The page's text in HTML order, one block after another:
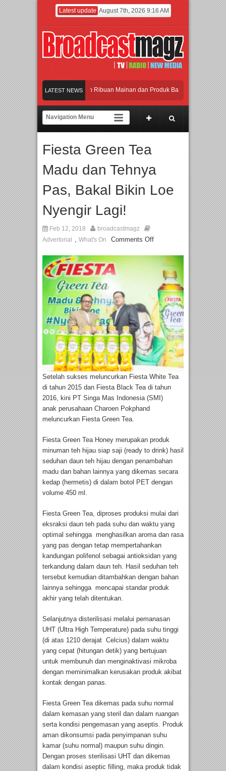
Latest update August 7th, 2026 9:16 AM
LATEST NEWS
Jakarta dengan Ribuan Mainan dan Produk Bayi dari Seluruh Dunia,
Gerbang Inovasi dan Peluang Bisnis Industri Gifts dan Housewares Asia
Perpaduan Warisan Dan Semangat Lokal, BIRKENSTOCK INDONESIA
Jakarta dengan Ribuan Mainan dan Produk Bayi dari Seluruh Dunia,
Fiesta Green Tea
Madu dan Tehnya
Pas, Bakal Bikin Loe
Nyengir Lagi!
Feb 12, 2018
broadcastmagz
Advertorial
, What's On Comments Off
Setelah sukses meluncurkan Fiesta White Tea
di tahun 2015 dan Fiesta Black Tea di tahun
2016, kini PT Singa Mas Indonesia (SMI)
anak perusahaan Charoen Pokphand
meluncurkan Fiesta Green Tea.
Fiesta Green Tea Honey merupakan produk
minuman teh hijau siap saji (ready to drink) hasil
seduhan daun teh hijau dengan penambahan
madu dan bahan lainnya yang dikemas secara
kedap (hermetis) di dalam botol PET dengan
volume 450 ml.
Fiesta Green Tea, diproses produksi mulai dari
eksraksi daun teh pada suhu dan waktu yang
optimal sehingga menghasilkan aroma dan rasa
yang pas dengan tetap mempertahankan
kandungan polifenol sebagai antioksidan yang
terkandung dalam daun teh. Hasil seduhan teh
tersebut kemudian ditambahkan dengan bahan
lainnya sehingga mencapai standar produk
akhir yang telah ditentukan.
Selanjutnya disterilisasi melalui pemanasan
UHT (Ultra High Temperature) pada suhu tinggi
(di atas 1210 derajat Celcius) dalam waktu
yang cepat (hitungan detik) yang bertujuan
untuk membunuh dan menginaktivasi mikroba
dengan meminimalkan kerusakan produk akibat
kontak dengan panas.
Fiesta Green Tea dikemas pada suhu normal
dalam kemasan yang steril dan dalam ruangan
serta kondisi pengemasan yang aseptis. Produk
aman dikonsumsi pada penyimpanan suhu
kamar (suhu normal) maupun suhu dingin.
Dengan proses sterilisasi UHT dan dikemas
dalam kondisi aseptic filling, maka produk tidak